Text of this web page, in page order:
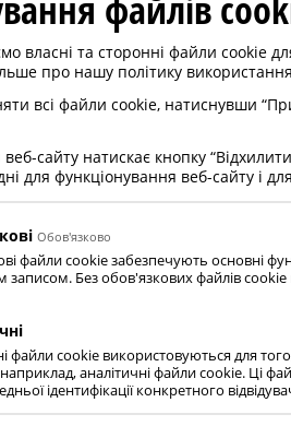
від
судна.
металів
для газокисневого
власні та сторонні файли cookie
про нашу політику
всі файли cookie, натиснувши
сайту натискає кнопку
для функціонування веб-сайту і
Oбов'язково
файли cookie забезпечують основні
записом. Без обов'язкових файлів
файли cookie використовуються для
аналітичні файли cookie. Ці
ідентифікації конкретного